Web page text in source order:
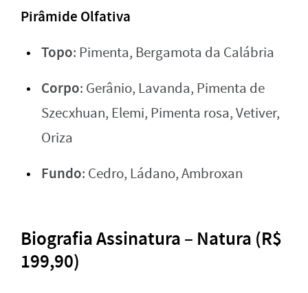
Pirâmide Olfativa
Topo: Pimenta, Bergamota da Calábria
Corpo: Gerânio, Lavanda, Pimenta de
Szecxhuan, Elemi, Pimenta rosa, Vetiver,
Oriza
Fundo: Cedro, Ládano, Ambroxan
Biografia Assinatura – Natura (R$
199,90)